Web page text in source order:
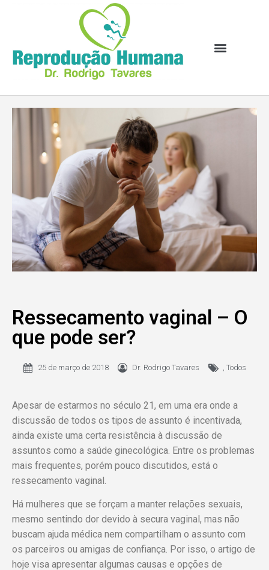
Ressecamento vaginal – O
que pode ser?
25 de março de 2018 Dr. Rodrigo Tavares , Todos
Apesar de estarmos no século 21, em uma era onde a
discussão de todos os tipos de assunto é incentivada,
ainda existe uma certa resistência à discussão de
assuntos como a saúde ginecológica. Entre os problemas
mais frequentes, porém pouco discutidos, está o
ressecamento vaginal.
Há mulheres que se forçam a manter relações sexuais,
mesmo sentindo dor devido à secura vaginal, mas não
buscam ajuda médica nem compartilham o assunto com
os parceiros ou amigas de confiança. Por isso, o artigo de
hoje visa apresentar algumas causas e opções de